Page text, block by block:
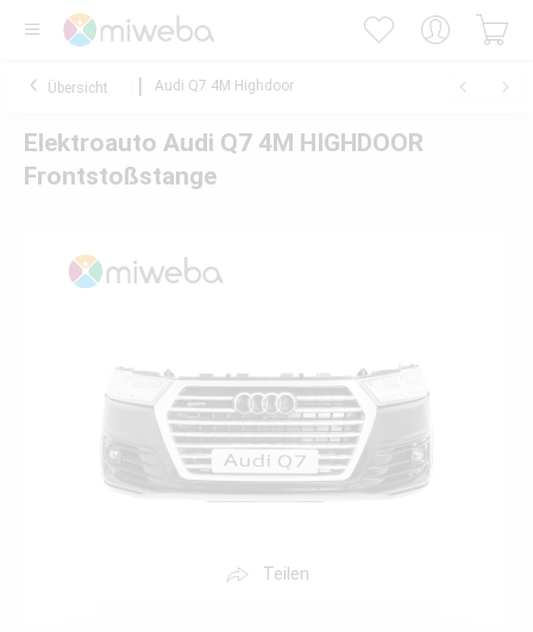
Übersicht Audi Q7 4M Highdoor
Elektroauto Audi Q7 4M HIGHDOOR
Frontstoßstange
Teilen